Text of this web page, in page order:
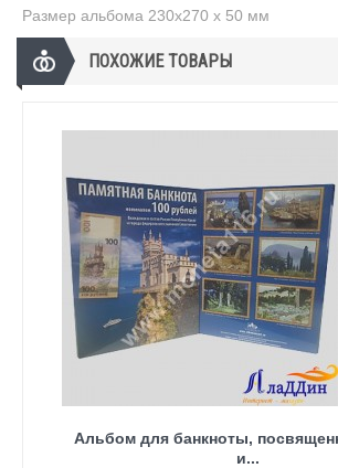
Размер альбома 230х270 х 50 мм
ПОХОЖИЕ ТОВАРЫ
Альбом для банкноты,
и...